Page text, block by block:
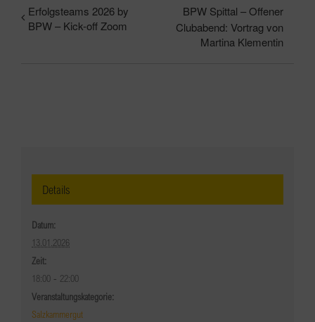
Erfolgsteams 2026 by
BPW – Kick-off Zoom
BPW Spittal – Offener
Clubabend: Vortrag von
Martina Klementin
Details
Datum:
13.01.2026
Zeit:
18:00 - 22:00
Veranstaltungskategorie:
Salzkammergut